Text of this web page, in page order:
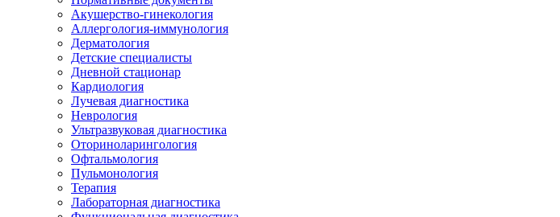
Акушерство-гинекология
Аллергология-иммунология
Дерматология
Детские специалисты
Дневной стационар
Кардиология
Лучевая диагностика
Неврология
Ультразвуковая диагностика
Оториноларингология
Офтальмология
Пульмонология
Терапия
Лабораторная диагностика